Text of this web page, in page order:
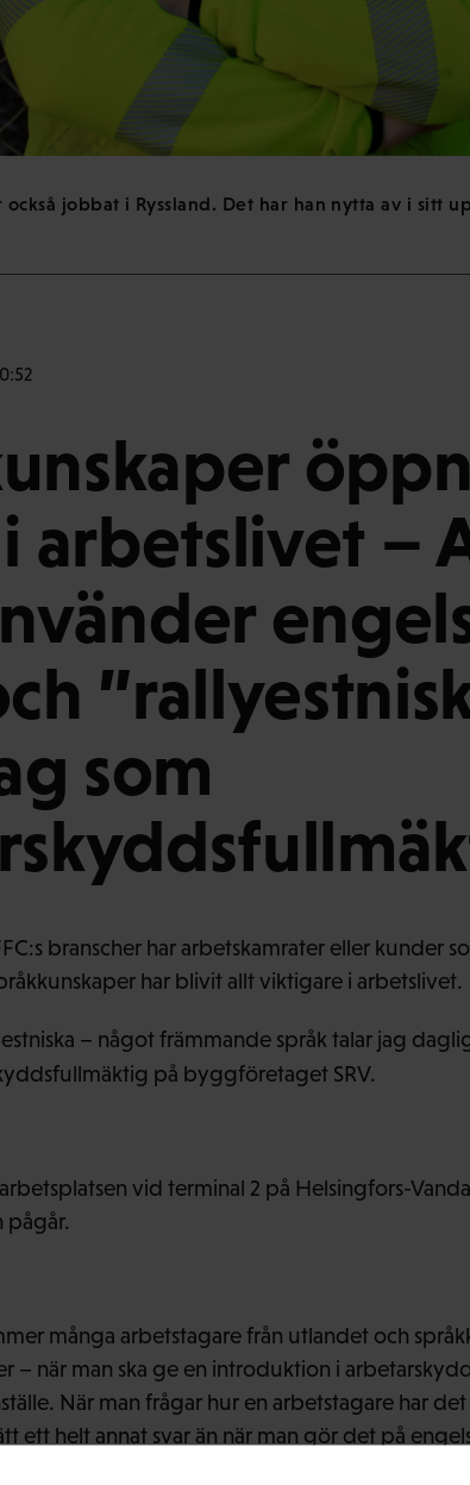
jobbat i Ryssland. Det har han nytta av i sitt
arbetslivet –
som
branscher har arbetskamrater eller kunder
har blivit allt viktigare i arbetslivet.
estniska – något främmande språk talar jag
på byggföretaget SRV.
vid terminal 2 på Helsingfors-
pågår.
många arbetstagare från utlandet och
– när man ska ge en introduktion i
När man frågar hur en arbetstagare har
ett helt annat svar än när man gör det på